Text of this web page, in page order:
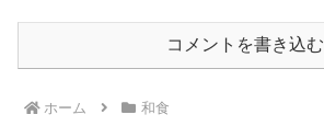
コメントを書き込む
ホーム 和食